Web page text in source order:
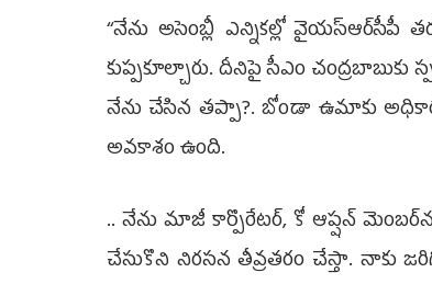
‘‘నేను అసెంబ్లీ ఎన్నికల్లో
కుప్పకూల్చారు. దీనిపై సీఎం
నేను చేసిన తప్పా?. బోండా ఉమాకు
అవకాశం ఉంది.
.. నేను మాజీ కార్పొరేటర్, కో ఆప్షన్
చేసుకొని నిరసన తీవ్రతరం చేస్తా. నాకు